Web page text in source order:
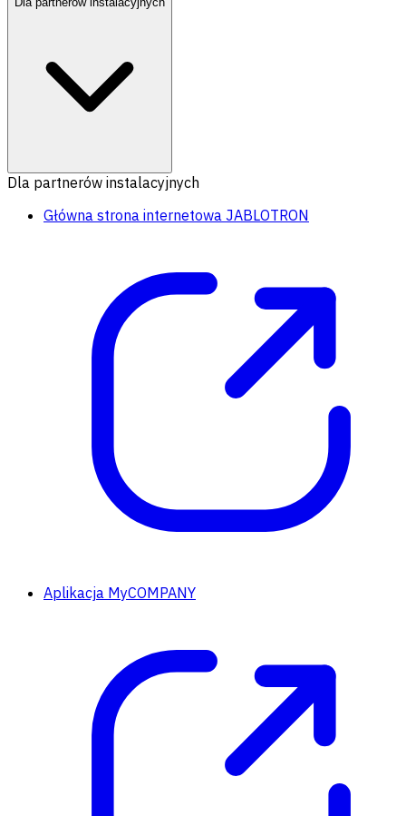
Dla partnerów instalacyjnych
Główna strona internetowa JABLOTRON
Aplikacja MyCOMPANY